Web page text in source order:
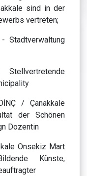
sind in der
vertreten;
Stadtverwaltung
/ Çanakkale
der Schönen
Dozentin
Onsekiz Mart
Künste,